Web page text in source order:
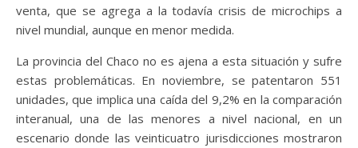
venta, que se agrega a la todavía crisis de microchips a
nivel mundial, aunque en menor medida.
La provincia del Chaco no es ajena a esta situación y sufre
estas problemáticas. En noviembre, se patentaron 551
unidades, que implica una caída del 9,2% en la comparación
interanual, una de las menores a nivel nacional, en un
escenario donde las veinticuatro jurisdicciones mostraron